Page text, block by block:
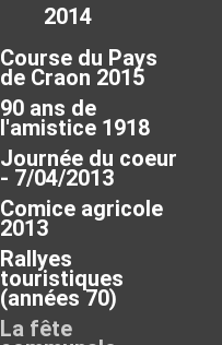
2014
Course du Pays
de Craon 2015
90 ans de
l'amistice 1918
Journée du coeur
- 7/04/2013
Comice agricole
2013
Rallyes
touristiques
(années 70)
La fête